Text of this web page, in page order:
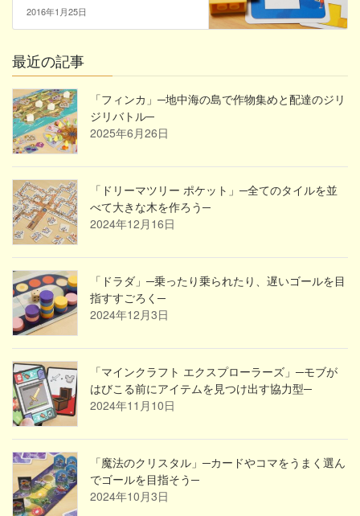
2016年1月25日
最近の記事
「フィンカ」─地中海の島で作物集めと配達のジリ
ジリバトル─
2025年6月26日
「ドリーマツリー ポケット」─全てのタイルを並
べて大きな木を作ろう─
2024年12月16日
「ドラダ」─乗ったり乗られたり、遅いゴールを目
指すすごろく─
2024年12月3日
「マインクラフト エクスプローラーズ」─モブが
はびこる前にアイテムを見つけ出す協力型─
2024年11月10日
「魔法のクリスタル」─カードやコマをうまく選ん
でゴールを目指そう─
2024年10月3日